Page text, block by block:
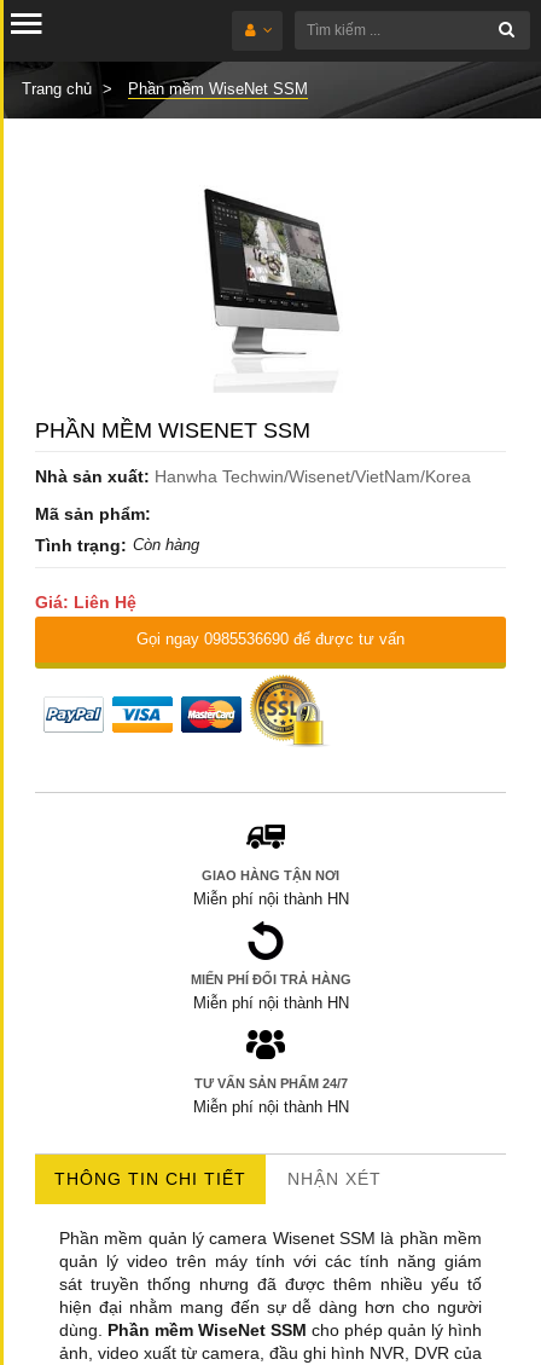
Trang chủ Phần mềm WiseNet SSM
PHẦN MỀM WISENET SSM
Nhà sản xuất: Hanwha Techwin/Wisenet/VietNam/Korea
Mã sản phẩm:
Tình trạng: Còn hàng
Giá: Liên Hệ
Gọi ngay 0985536690 để được tư vấn
GIAO HÀNG TẬN NƠI
Miễn phí nội thành HN
MIẾN PHÍ ĐỔI TRẢ HÀNG
Miễn phí nội thành HN
TƯ VẤN SẢN PHẨM 24/7
Miễn phí nội thành HN
THÔNG TIN CHI TIẾT NHẬN XÉT
Phần mềm quản lý camera Wisenet SSM là phần mềm
quản lý video trên máy tính với các tính năng giám
sát truyền thống nhưng đã được thêm nhiều yếu tố
hiện đại nhằm mang đến sự dễ dàng hơn cho người
dùng. Phần mềm WiseNet SSM cho phép quản lý hình
ảnh, video xuất từ camera, đầu ghi hình NVR, DVR của